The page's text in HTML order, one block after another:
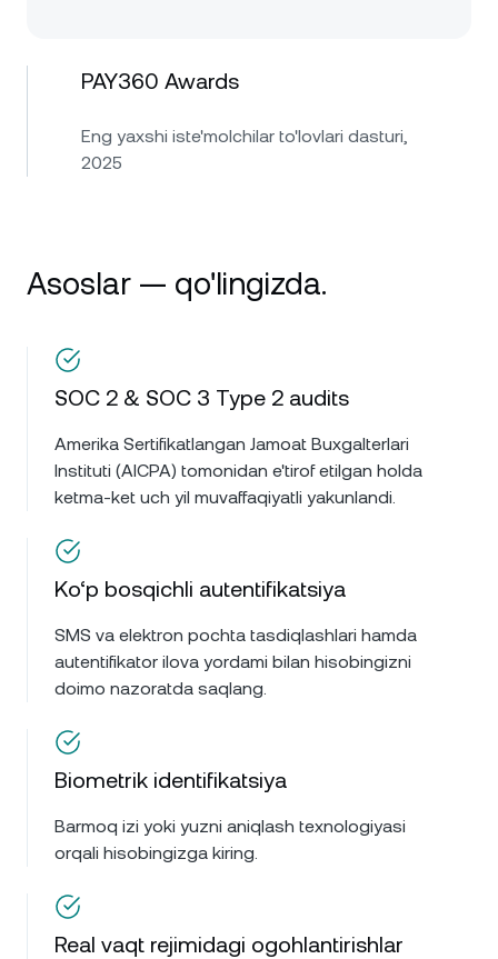
PAY360 Awards
Eng yaxshi iste'molchilar to'lovlari dasturi,
2025
Asoslar — qo'lingizda.
SOC 2 & SOC 3 Type 2 audits
Amerika Sertifikatlangan Jamoat Buxgalterlari
Instituti (AICPA) tomonidan e'tirof etilgan holda
ketma-ket uch yil muvaffaqiyatli yakunlandi.
Ko‘p bosqichli autentifikatsiya
SMS va elektron pochta tasdiqlashlari hamda
autentifikator ilova yordami bilan hisobingizni
doimo nazoratda saqlang.
Biometrik identifikatsiya
Barmoq izi yoki yuzni aniqlash texnologiyasi
orqali hisobingizga kiring.
Real vaqt rejimidagi ogohlantirishlar